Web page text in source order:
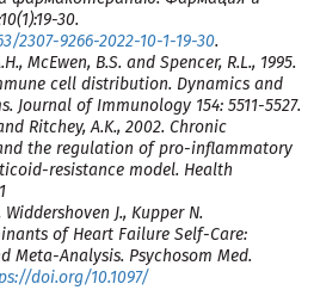
30.
2307-9266-2022-10-1-19-30.
McEwen, B.S. and Spencer, R.L., 1995.
cell distribution. Dynamics and
Journal of Immunology 154: 5511-5527.
Ritchey, A.K., 2002. Chronic
the regulation of pro-inflammatory
resistance model. Health
J., Kupper N.
of Heart Failure Self-Care:
Meta-Analysis. Psychosom Med.
doi.org/10.1097/